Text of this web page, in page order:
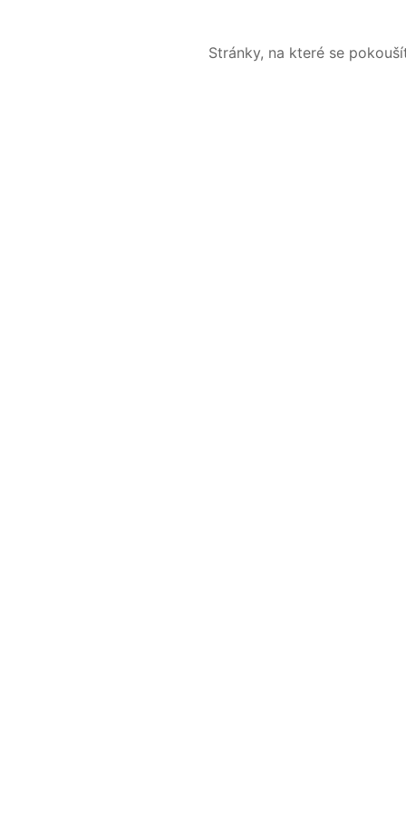
Stránky, na které se